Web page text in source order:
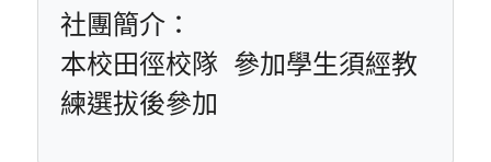
社團簡介：
本校田徑校隊 參加學生須經教
練選拔後參加